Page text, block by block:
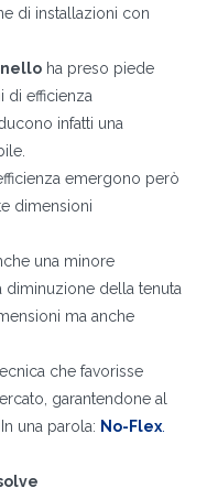
di installazioni con
ha preso piede
di efficienza
infatti una
emergono però
dimensioni
una minore
diminuzione della tenuta
ma anche
che favorisse
garantendone al
una parola: No-Flex